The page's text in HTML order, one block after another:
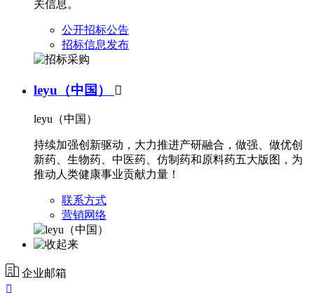
关信息。
公开招标公告
招标信息发布
leyu（中国） 
leyu（中国）
持续加强创新驱动，大力推进产研融合，做强、做优创
新药、生物药、中医药、仿制药和原料药五大版图，为
推动人类健康事业贡献力量！
联系方式
营销网络
企业邮箱
